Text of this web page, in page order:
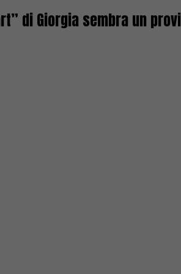
di Giorgia sembra un